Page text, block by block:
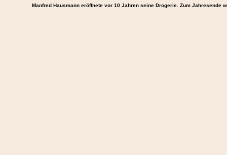
Manfred Hausmann eröffnete vor 10 Jahren seine Drogerie. Zum